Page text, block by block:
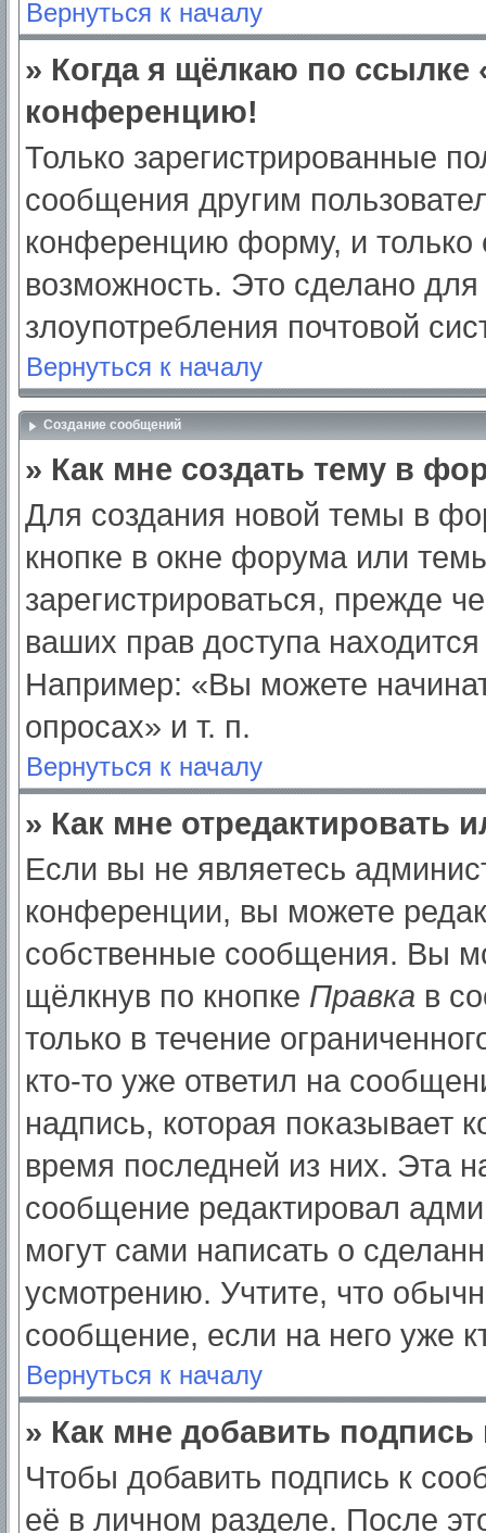
Вернуться к началу
» Когда я щёлкаю по ссылке
конференцию!
Только зарегистрированные
сообщения другим
конференцию форму, и только
возможность. Это сделано для
злоупотребления почтовой
Вернуться к началу
Создание сообщений
» Как мне создать тему в
Для создания новой темы в
кнопке в окне форума или
зарегистрироваться, прежде
ваших прав доступа
Например: «Вы можете
опросах» и т. п.
Вернуться к началу
» Как мне отредактировать
Если вы не являетесь
конференции, вы можете
собственные сообщения. Вы
щёлкнув по кнопке Правка в
только в течение
кто-то уже ответил на
надпись, которая показывает
время последней из них. Эта
сообщение редактировал
могут сами написать о
усмотрению. Учтите, что
сообщение, если на него уже
Вернуться к началу
» Как мне добавить
Чтобы добавить подпись к
её в личном разделе. После